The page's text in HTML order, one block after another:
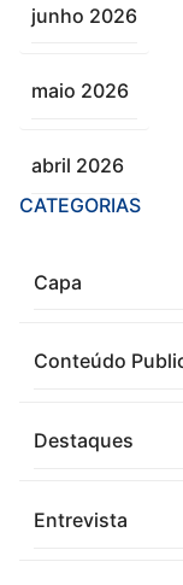
junho 2026
maio 2026
abril 2026
CATEGORIAS
Capa
Conteúdo
Destaques
Entrevista